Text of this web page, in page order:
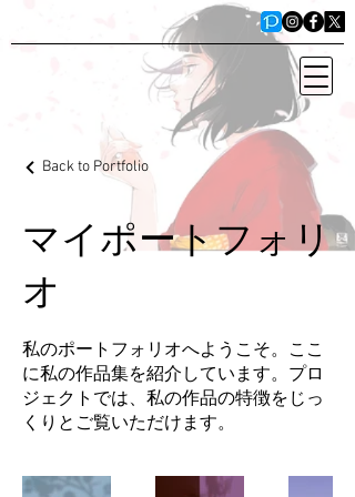
Back to Portfolio
マイポートフォリ
オ
私のポートフォリオへようこそ。ここ
に私の作品集を紹介しています。プロ
ジェクトでは、私の作品の特徴をじっ
くりとご覧いただけます。